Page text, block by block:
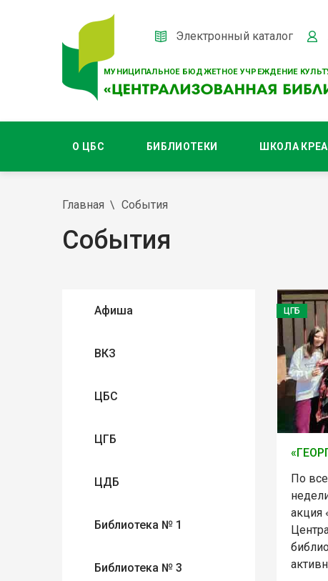
МУНИЦИПАЛЬНОЕ БЮДЖЕТНОЕ УЧРЕЖДЕНИЕ
Электронный каталог
О ЦБС БИБЛИОТЕКИ ШКОЛА
Главная События
События
Афиша
ВКЗ
ЦБС
ЦГБ
ЦДБ
Библиотека № 1
Библиотека № 3
ЦГБ
По
акция